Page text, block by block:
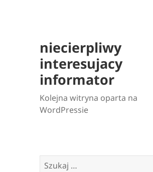
niecierpliwy
interesujacy
informator
Kolejna witryna oparta na
WordPressie
Szukaj: